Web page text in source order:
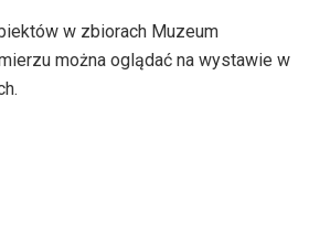
w zbiorach Muzeum
można oglądać na wystawie w